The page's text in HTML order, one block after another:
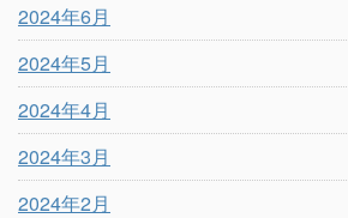
2024年6月
2024年5月
2024年4月
2024年3月
2024年2月